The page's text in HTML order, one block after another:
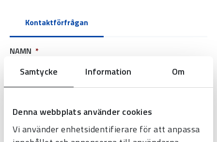
Samtycke Information Om
Denna webbplats använder cookies
Vi använder enhetsidentifierare för att anpassa
Kontaktförfrågan
NAMN *